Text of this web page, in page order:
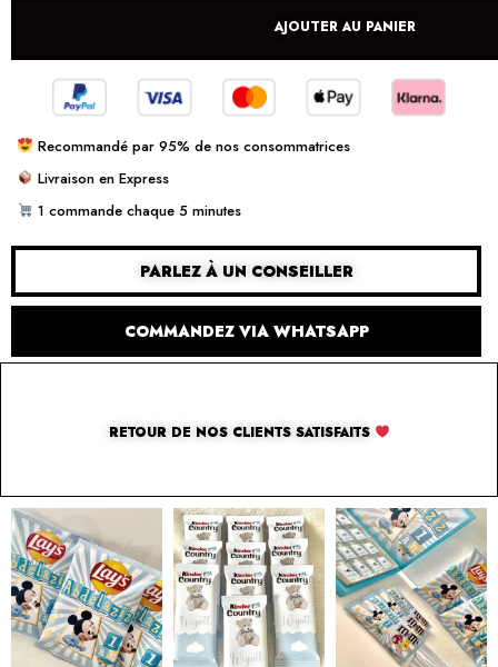
AJOUTER AU PANIER
Recommandé par 95% de nos consommatrices
Livraison en Express
1 commande chaque 5 minutes
PARLEZ À UN CONSEILLER
COMMANDEZ VIA WHATSAPP
RETOUR DE NOS CLIENTS SATISFAITS